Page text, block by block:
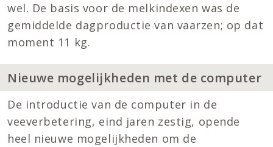
wel. De basis voor de melkindexen was de
gemiddelde dagproductie van vaarzen; op dat
moment 11 kg.
Nieuwe mogelijkheden met de computer
De introductie van de computer in de
veeverbetering, eind jaren zestig, opende
heel nieuwe mogelijkheden om de